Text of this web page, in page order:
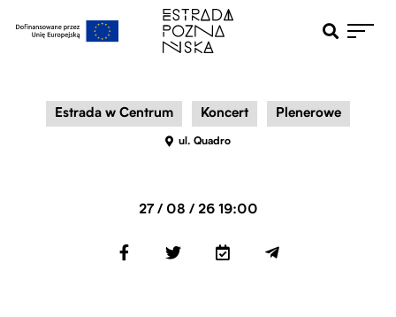
Otwiera pole
Estrada w Centrum Koncert Plenerowe
ul. Quadro
27 / 08 / 26 19:00